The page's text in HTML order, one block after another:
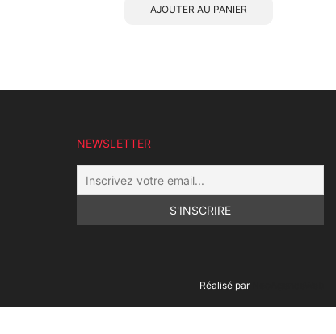
AJOUTER AU PANIER
NEWSLETTER
Réalisé par